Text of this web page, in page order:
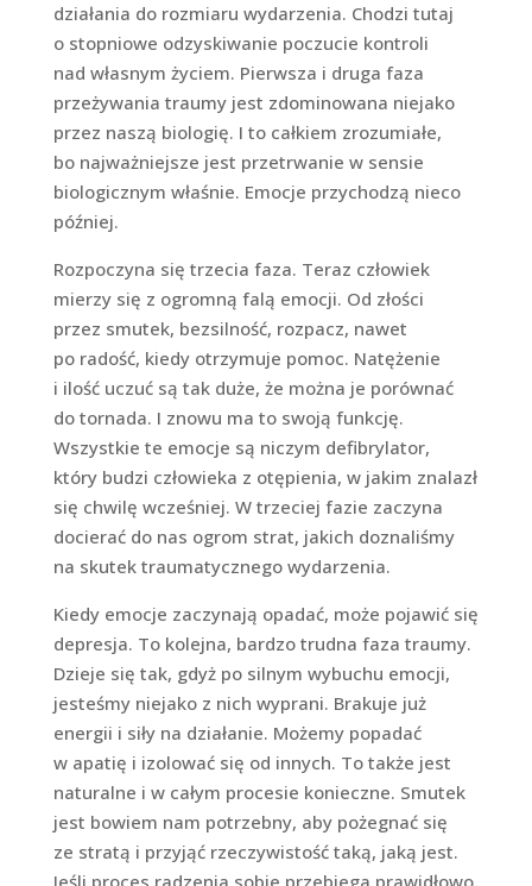
działania do rozmiaru wydarzenia. Chodzi tutaj
o stopniowe odzyskiwanie poczucie kontroli
nad własnym życiem. Pierwsza i druga faza
przeżywania traumy jest zdominowana niejako
przez naszą biologię. I to całkiem zrozumiałe,
bo najważniejsze jest przetrwanie w sensie
biologicznym właśnie. Emocje przychodzą nieco
później.
Rozpoczyna się trzecia faza. Teraz człowiek
mierzy się z ogromną falą emocji. Od złości
przez smutek, bezsilność, rozpacz, nawet
po radość, kiedy otrzymuje pomoc. Natężenie
i ilość uczuć są tak duże, że można je porównać
do tornada. I znowu ma to swoją funkcję.
Wszystkie te emocje są niczym defibrylator,
który budzi człowieka z otępienia, w jakim znalazł
się chwilę wcześniej. W trzeciej fazie zaczyna
docierać do nas ogrom strat, jakich doznaliśmy
na skutek traumatycznego wydarzenia.
Kiedy emocje zaczynają opadać, może pojawić się
depresja. To kolejna, bardzo trudna faza traumy.
Dzieje się tak, gdyż po silnym wybuchu emocji,
jesteśmy niejako z nich wyprani. Brakuje już
energii i siły na działanie. Możemy popadać
w apatię i izolować się od innych. To także jest
naturalne i w całym procesie konieczne. Smutek
jest bowiem nam potrzebny, aby pożegnać się
ze stratą i przyjąć rzeczywistość taką, jaką jest.